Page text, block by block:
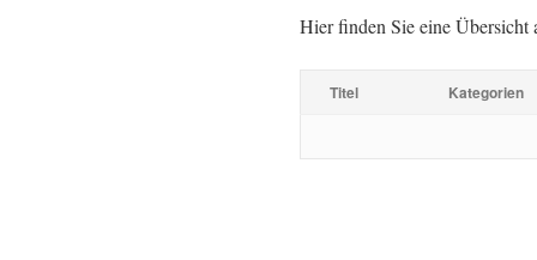
Hier finden Sie eine
Titel Kategorien